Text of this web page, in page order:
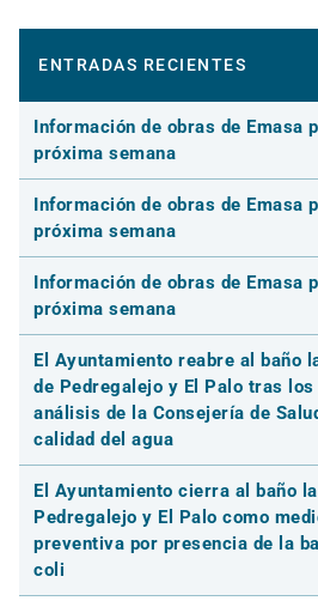
ENTRADAS RECIENTES
Información de obras de Emasa
próxima semana
Información de obras de Emasa
próxima semana
Información de obras de Emasa
próxima semana
El Ayuntamiento reabre al baño
de Pedregalejo y El Palo tras los
análisis de la Consejería de
calidad del agua
El Ayuntamiento cierra al baño
Pedregalejo y El Palo como
preventiva por presencia de la
coli